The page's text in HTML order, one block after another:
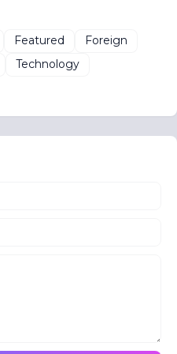
Featured
Foreign
Technology